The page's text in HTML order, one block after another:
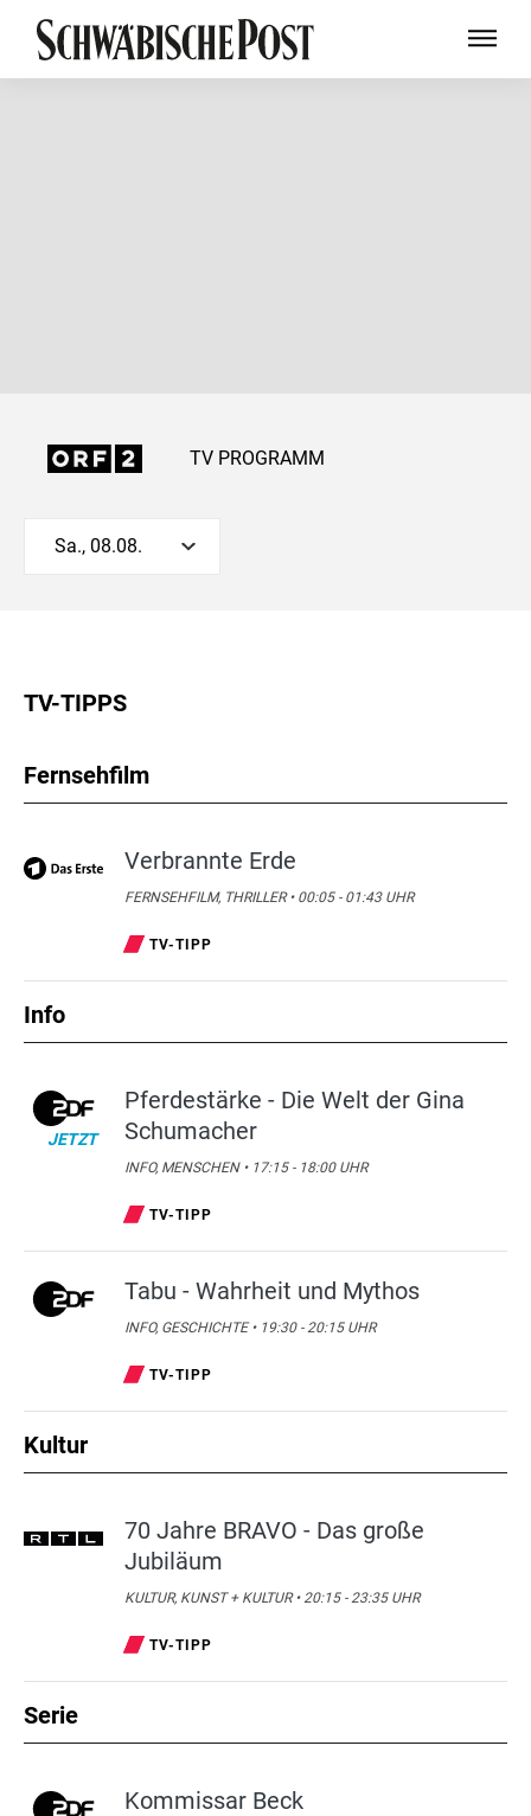
TV PROGRAMM
Sa., 08.08.
TV-TIPPS
Fernsehfilm
Verbrannte Erde
FERNSEHFILM, THRILLER • 00:05 - 01:43 UHR
TV-TIPP
Info
JETZT
Pferdestärke - Die Welt der Gina
Schumacher
INFO, MENSCHEN • 17:15 - 18:00 UHR
TV-TIPP
Tabu - Wahrheit und Mythos
INFO, GESCHICHTE • 19:30 - 20:15 UHR
TV-TIPP
Kultur
70 Jahre BRAVO - Das große
Jubiläum
KULTUR, KUNST + KULTUR • 20:15 - 23:35 UHR
TV-TIPP
Serie
Kommissar Beck